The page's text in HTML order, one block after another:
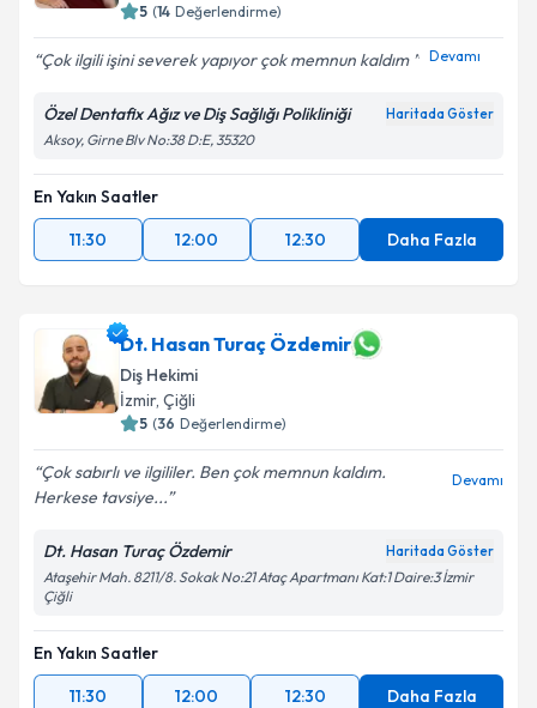
5 (14 Değerlendirme)
Çok ilgili işini severek yapıyor çok memnun kaldım Devamı
Özel Dentafix Ağız ve Diş Sağlığı Polikliniği Haritada Göster
Aksoy, Girne Blv No:38 D:E, 35320
En Yakın Saatler
11:30
12:00 12:30 Daha Fazla
Dt. Hasan Turaç Özdemir
Diş Hekimi
İzmir, Çiğli
5 (36 Değerlendirme)
Çok sabırlı ve ilgililer. Ben çok memnun kaldım.
Herkese tavsiye...
Devamı
Dt. Hasan Turaç Özdemir Haritada Göster
Ataşehir Mah. 8211/8. Sokak No:21 Ataç Apartmanı Kat:1 Daire:3 İzmir
Çiğli
En Yakın Saatler
11:30
12:00 12:30 Daha Fazla